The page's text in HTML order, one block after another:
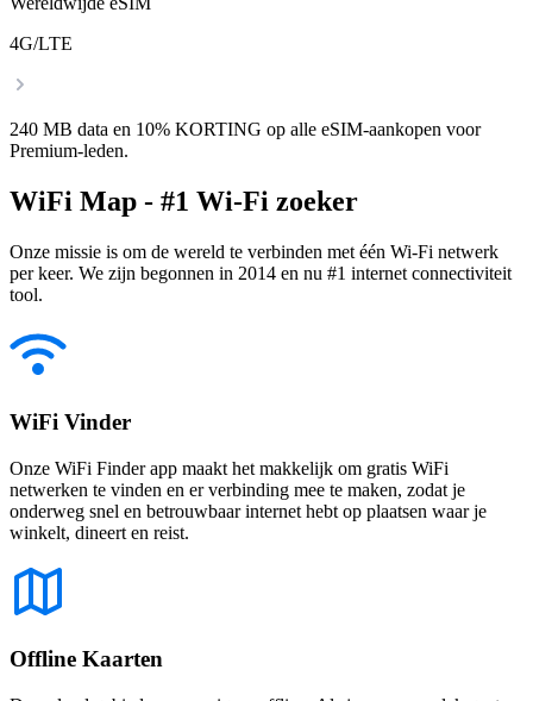
4G/LTE
240 MB data en 10% KORTING op alle eSIM-aankopen voor
Premium-leden.
WiFi Map - #1 Wi-Fi zoeker
Onze missie is om de wereld te verbinden met één Wi-Fi netwerk
per keer. We zijn begonnen in 2014 en nu #1 internet connectiviteit
tool.
WiFi Vinder
Onze WiFi Finder app maakt het makkelijk om gratis WiFi
netwerken te vinden en er verbinding mee te maken, zodat je
onderweg snel en betrouwbaar internet hebt op plaatsen waar je
winkelt, dineert en reist.
Offline Kaarten